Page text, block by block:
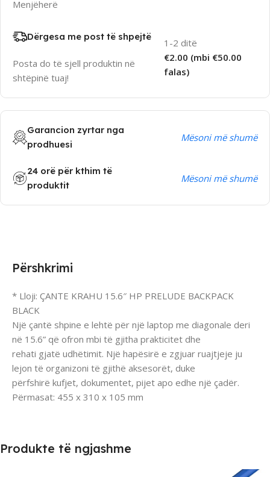
Menjëherë
Dërgesa me post të shpejtë
Posta do të sjell produktin në
shtëpinë tuaj!
1-2 ditë
€2.00 (mbi €50.00
falas)
Garancion zyrtar nga
prodhuesi
Mësoni më shumë
24 orë për kthim të
produktit
Mësoni më shumë
Përshkrimi
* Lloji: ÇANTE KRAHU 15.6″ HP PRELUDE BACKPACK
BLACK
Një çantë shpine e lehtë për një laptop me diagonale deri
në 15.6” që ofron mbi të gjitha prakticitet dhe
rehati gjatë udhëtimit. Një hapësirë ​​e zgjuar ruajtjeje ju
lejon të organizoni të gjithë aksesorët, duke
përfshirë kufjet, dokumentet, pijet apo edhe një çadër.
Përmasat: 455 x 310 x 105 mm
Produkte të ngjashme